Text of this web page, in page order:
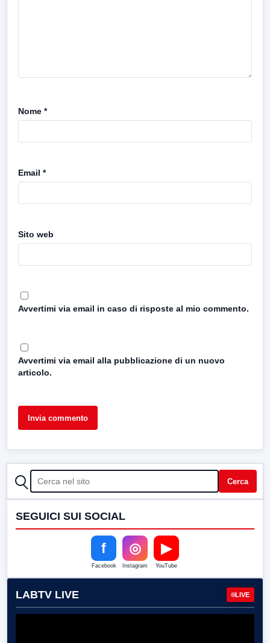
Nome *
Email *
Sito web
Avvertimi via email in caso di risposte al mio commento.
Avvertimi via email alla pubblicazione di un nuovo
articolo.
CERCA Cerca
SEGUICI SUI SOCIAL
f
Facebook
◎
Instagram
▶
YouTube
LABTV LIVE LIVE